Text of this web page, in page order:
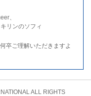
、
リンのソフィ
卒ご理解いただきますよ